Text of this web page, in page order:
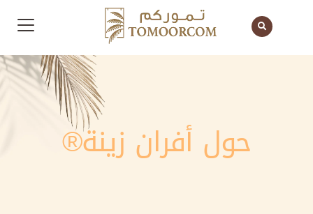
حول أفران زينة®